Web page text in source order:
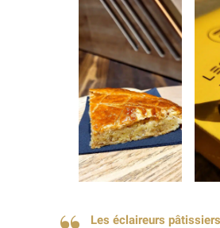
Les éclaireurs pâtissiers